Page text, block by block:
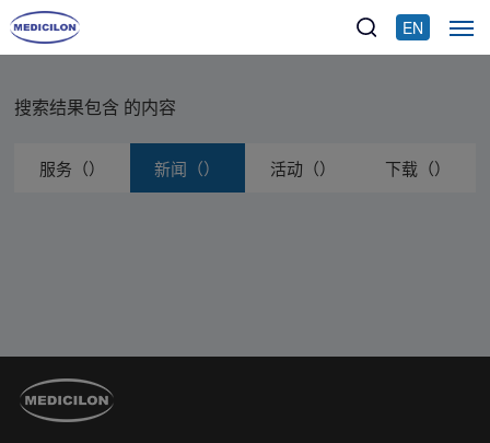
EN
搜索结果包含 的内容
服务（） 新闻（） 活动（） 下载（）